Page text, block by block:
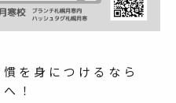
を身につけるなら
！